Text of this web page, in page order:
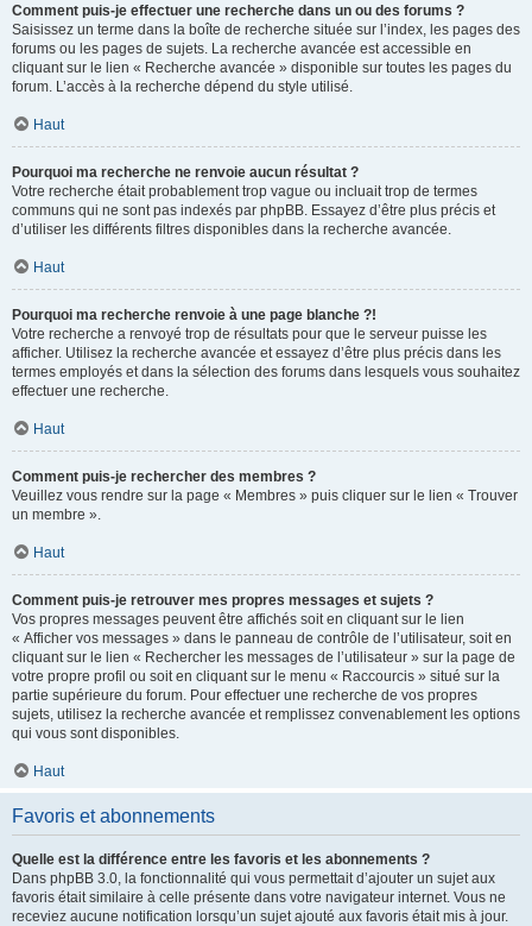
Comment puis-je effectuer une recherche dans un ou des forums ?
Saisissez un terme dans la boîte de recherche située sur l’index, les pages des
forums ou les pages de sujets. La recherche avancée est accessible en
cliquant sur le lien « Recherche avancée » disponible sur toutes les pages du
forum. L’accès à la recherche dépend du style utilisé.
Haut
Pourquoi ma recherche ne renvoie aucun résultat ?
Votre recherche était probablement trop vague ou incluait trop de termes
communs qui ne sont pas indexés par phpBB. Essayez d’être plus précis et
d’utiliser les différents filtres disponibles dans la recherche avancée.
Haut
Pourquoi ma recherche renvoie à une page blanche ?!
Votre recherche a renvoyé trop de résultats pour que le serveur puisse les
afficher. Utilisez la recherche avancée et essayez d’être plus précis dans les
termes employés et dans la sélection des forums dans lesquels vous souhaitez
effectuer une recherche.
Haut
Comment puis-je rechercher des membres ?
Veuillez vous rendre sur la page « Membres » puis cliquer sur le lien « Trouver
un membre ».
Haut
Comment puis-je retrouver mes propres messages et sujets ?
Vos propres messages peuvent être affichés soit en cliquant sur le lien
« Afficher vos messages » dans le panneau de contrôle de l’utilisateur, soit en
cliquant sur le lien « Rechercher les messages de l’utilisateur » sur la page de
votre propre profil ou soit en cliquant sur le menu « Raccourcis » situé sur la
partie supérieure du forum. Pour effectuer une recherche de vos propres
sujets, utilisez la recherche avancée et remplissez convenablement les options
qui vous sont disponibles.
Haut
Favoris et abonnements
Quelle est la différence entre les favoris et les abonnements ?
Dans phpBB 3.0, la fonctionnalité qui vous permettait d’ajouter un sujet aux
favoris était similaire à celle présente dans votre navigateur internet. Vous ne
receviez aucune notification lorsqu’un sujet ajouté aux favoris était mis à jour.